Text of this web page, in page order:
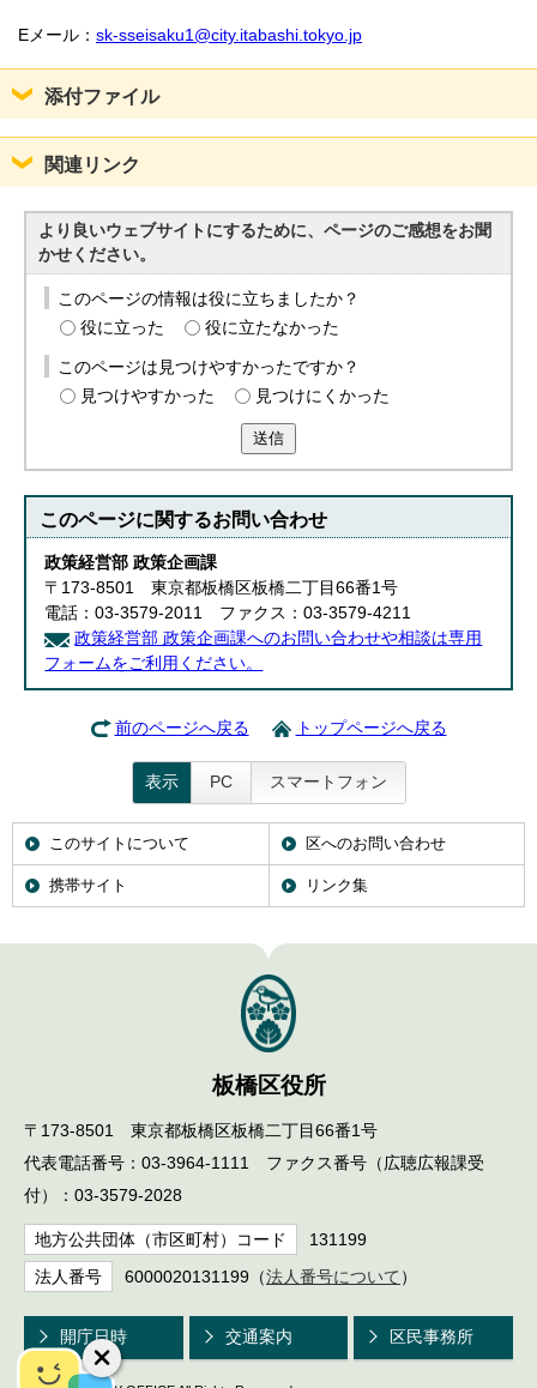
Eメール： sk-sseisaku1@city.itabashi.tokyo.jp
添付ファイル
関連リンク
より良いウェブサイトにするために、ページのご感想をお聞
かせください。
このページの情報は役に立ちましたか？
役に立った
役に立たなかった
このページは見つけやすかったですか？
見つけやすかった
見つけにくかった
送信
このページに関するお問い合わせ
政策経営部 政策企画課
〒173-8501 東京都板橋区板橋二丁目66番1号
電話：03-3579-2011 ファクス：03-3579-4211
政策経営部 政策企画課へのお問い合わせや相談は専用
フォームをご利用ください。
前のページへ戻る トップページへ戻る
表示 PC スマートフォン
このサイトについて 区へのお問い合わせ
携帯サイト リンク集
板橋区役所
〒173-8501 東京都板橋区板橋二丁目66番1号
代表電話番号：03-3964-1111 ファクス番号（広聴広報課受
付）：03-3579-2028
地方公共団体（市区町村）コード 131199
法人番号 6000020131199（法人番号について ）
開庁日時 交通案内 区民事務所